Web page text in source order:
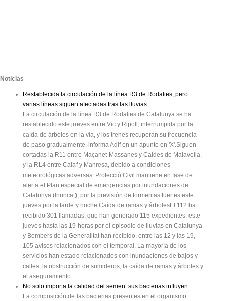
Noticias
Restablecida la circulación de la línea R3 de Rodalies, pero
varias líneas siguen afectadas tras las lluvias
La circulación de la línea R3 de Rodalies de Catalunya se ha
restablecido este jueves entre Vic y Ripoll, interrumpida por la
caída de árboles en la vía, y los trenes recuperan su frecuencia
de paso gradualmente, informa Adif en un apunte en 'X'.Siguen
cortadas la R11 entre Maçanet-Massanes y Caldes de Malavella,
y la RL4 entre Calaf y Manresa, debido a condiciones
meteorológicas adversas. Protecció Civil mantiene en fase de
alerta el Plan especial de emergencias por inundaciones de
Catalunya (Inuncat), por la previsión de tormentas fuertes este
jueves por la tarde y noche.Caída de ramas y árbolesEl 112 ha
recibido 301 llamadas, que han generado 115 expedientes, este
jueves hasta las 19 horas por el episodio de lluvias en Catalunya
y Bombers de la Generalitat han recibido, entre las 12 y las 19,
105 avisos relacionados con el temporal. La mayoría de los
servicios han estado relacionados con inundaciones de bajos y
calles, la obstrucción de sumideros, la caída de ramas y árboles y
el aseguramiento
No solo importa la calidad del semen: sus bacterias influyen
La composición de las bacterias presentes en el organismo